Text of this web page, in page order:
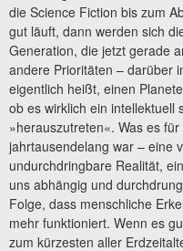
die Science Fiction bis zum
gut läuft, dann werden sich
Generation, die jetzt gerade
andere Prioritäten – darüber
eigentlich heißt, einen
ob es wirklich ein intellektuell
»herauszutreten«. Was es
jahrtausendelang war – eine
undurchdringbare Realität,
uns abhängig und
Folge, dass menschliche
mehr funktioniert. Wenn es
zum kürzesten aller